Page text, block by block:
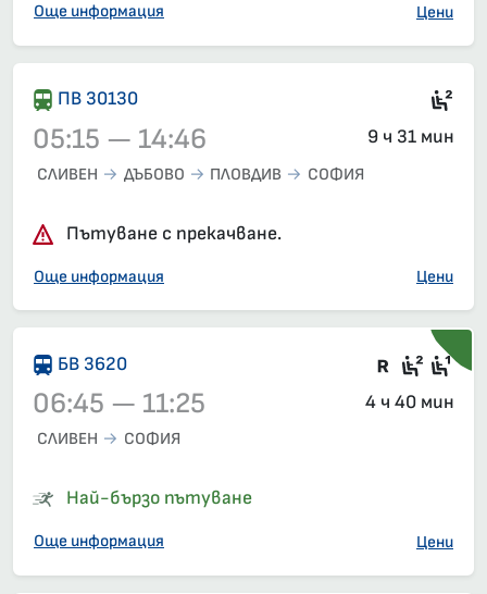
Още информация Цени
ПВ 30130
05:15 — 14:46 9 ч 31 мин
СЛИВЕН ДЪБОВО ПЛОВДИВ СОФИЯ
Пътуване с прекачване.
Още информация Цени
БВ 3620 Във
06:45 — 11:25 4 ч 40 мин
СЛИВЕН СОФИЯ
Най-бързо пътуване
Още информация Цени